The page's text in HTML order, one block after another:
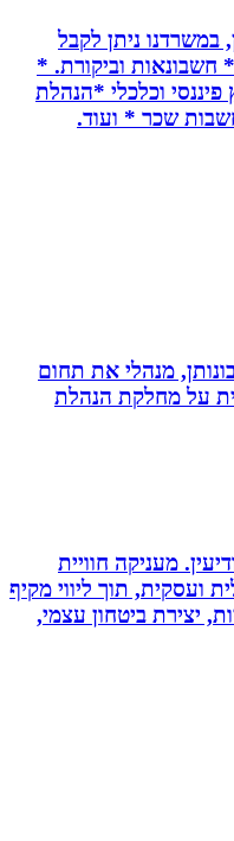
ניתן לקבל
וביקורת. *
וכלכלי *הנהלת
שכר * ועוד.
מנהלי את תחום
על מחלקת הנהלת
מעניקה חוויית
תוך ליווי מקיף
יצירת ביטחון עצמי,